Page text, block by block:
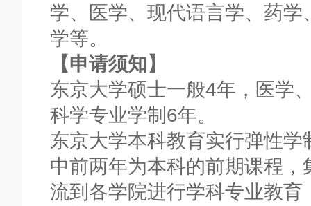
学、医学、现代语言学、药
学等。
【申请须知】
东京大学硕士一般4年，医学
科学专业学制6年。
东京大学本科教育实行弹性
中前两年为本科的前期课程
流到各学院进行学科专业教育